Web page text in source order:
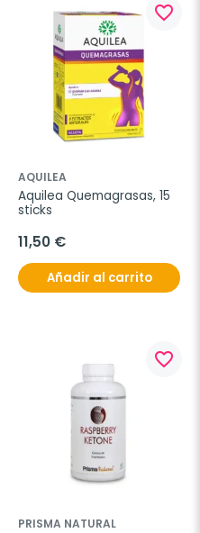
favorite_border
AQUILEA
Aquilea Quemagrasas, 15
sticks
11,50 €
Añadir al carrito
favorite_border
PRISMA NATURAL